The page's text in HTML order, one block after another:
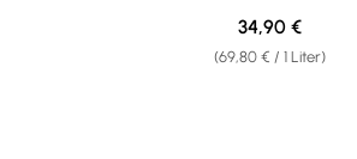
(69,80 € / 1 Liter)
Regulärer Preis:
34,90 €